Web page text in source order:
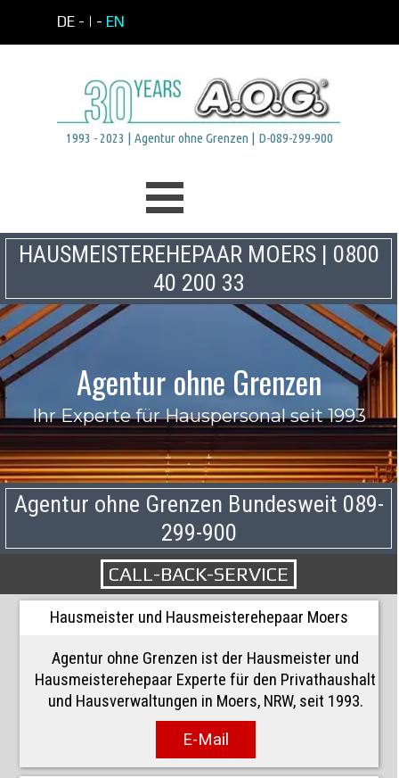
DE - | - EN
1993 - 2023 | Agentur ohne Grenzen | D-089-299-900
HAUSMEISTEREHEPAAR MOERS | 0800
40 200 33
Agentur ohne Grenzen
Ihr Experte für Hauspersonal seit 1993
Agentur ohne Grenzen Bundesweit 089-
299-900
CALL-BACK-SERVICE
Hausmeister und Hausmeisterehepaar Moers
Agentur ohne Grenzen ist der Hausmeister und
Hausmeisterehepaar Experte für den Privathaushalt
und Hausverwaltungen in Moers, NRW, seit 1993.
E-Mail